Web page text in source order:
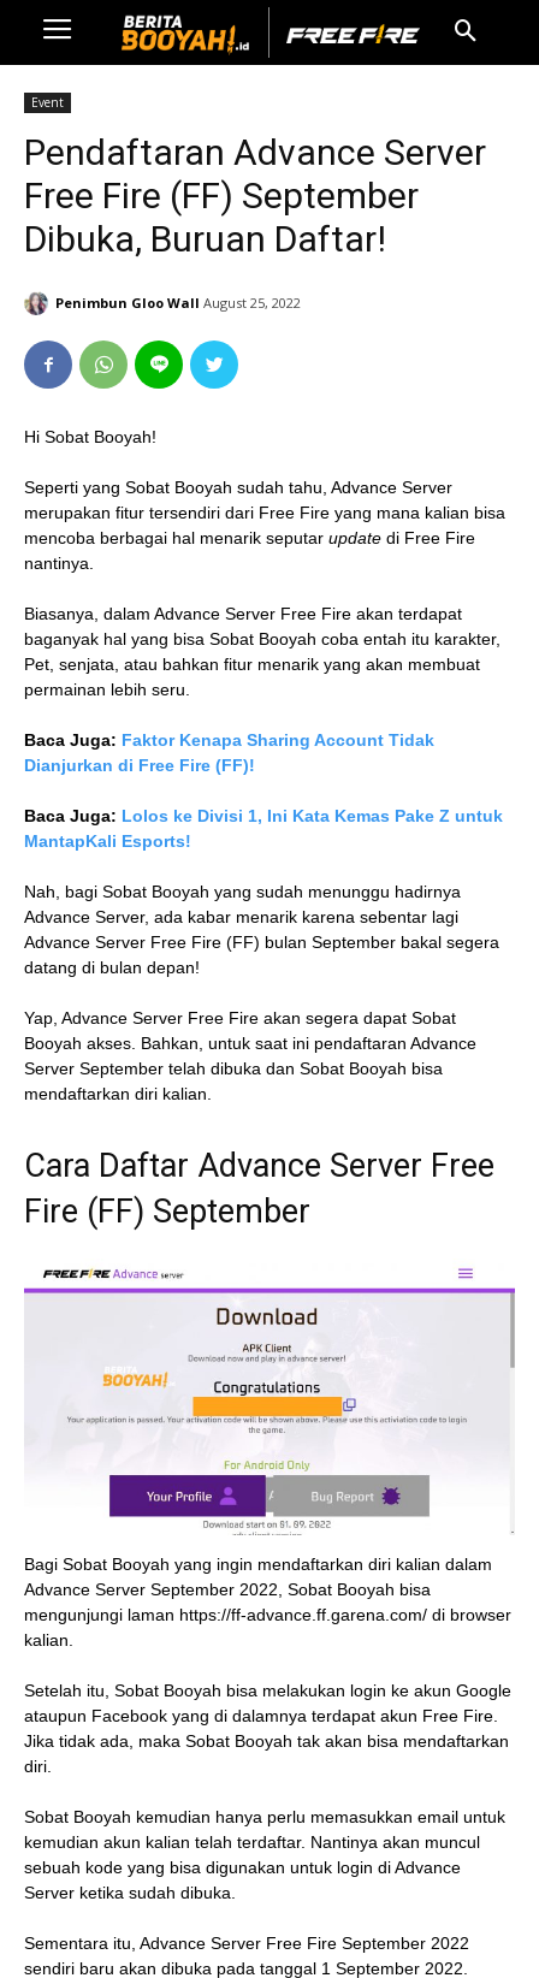
Event
Pendaftaran Advance Server
Free Fire (FF) September
Dibuka, Buruan Daftar!
Penimbun Gloo Wall August 25, 2022
Hi Sobat Booyah!
Seperti yang Sobat Booyah sudah tahu, Advance Server
merupakan fitur tersendiri dari Free Fire yang mana kalian bisa
mencoba berbagai hal menarik seputar update di Free Fire
nantinya.
Biasanya, dalam Advance Server Free Fire akan terdapat
baganyak hal yang bisa Sobat Booyah coba entah itu karakter,
Pet, senjata, atau bahkan fitur menarik yang akan membuat
permainan lebih seru.
Baca Juga: Faktor Kenapa Sharing Account Tidak
Dianjurkan di Free Fire (FF)!
Baca Juga: Lolos ke Divisi 1, Ini Kata Kemas Pake Z untuk
MantapKali Esports!
Nah, bagi Sobat Booyah yang sudah menunggu hadirnya
Advance Server, ada kabar menarik karena sebentar lagi
Advance Server Free Fire (FF) bulan September bakal segera
datang di bulan depan!
Yap, Advance Server Free Fire akan segera dapat Sobat
Booyah akses. Bahkan, untuk saat ini pendaftaran Advance
Server September telah dibuka dan Sobat Booyah bisa
mendaftarkan diri kalian.
Cara Daftar Advance Server Free
Fire (FF) September
Bagi Sobat Booyah yang ingin mendaftarkan diri kalian dalam
Advance Server September 2022, Sobat Booyah bisa
mengunjungi laman https://ff-advance.ff.garena.com/ di browser
kalian.
Setelah itu, Sobat Booyah bisa melakukan login ke akun Google
ataupun Facebook yang di dalamnya terdapat akun Free Fire.
Jika tidak ada, maka Sobat Booyah tak akan bisa mendaftarkan
diri.
Sobat Booyah kemudian hanya perlu memasukkan email untuk
kemudian akun kalian telah terdaftar. Nantinya akan muncul
sebuah kode yang bisa digunakan untuk login di Advance
Server ketika sudah dibuka.
Sementara itu, Advance Server Free Fire September 2022
sendiri baru akan dibuka pada tanggal 1 September 2022.